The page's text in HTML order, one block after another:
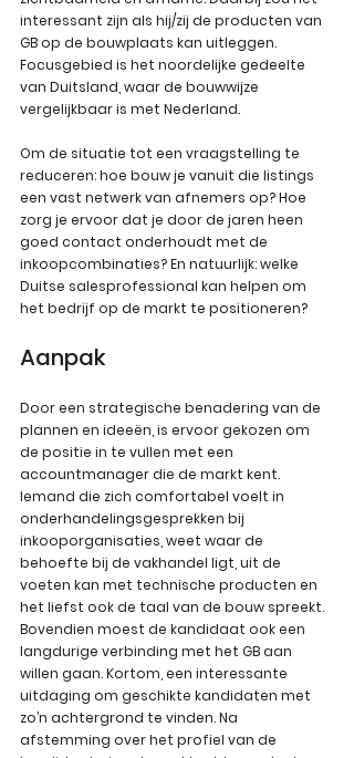
interessant zijn als hij/zij de producten van
GB op de bouwplaats kan uitleggen.
Focusgebied is het noordelijke gedeelte
van Duitsland, waar de bouwwijze
vergelijkbaar is met Nederland.
Om de situatie tot een vraagstelling te
reduceren: hoe bouw je vanuit die listings
een vast netwerk van afnemers op? Hoe
zorg je ervoor dat je door de jaren heen
goed contact onderhoudt met de
inkoopcombinaties? En natuurlijk: welke
Duitse salesprofessional kan helpen om
het bedrijf op de markt te positioneren?
Aanpak
Door een strategische benadering van de
plannen en ideeën, is ervoor gekozen om
de positie in te vullen met een
accountmanager die de markt kent.
Iemand die zich comfortabel voelt in
onderhandelingsgesprekken bij
inkooporganisaties, weet waar de
behoefte bij de vakhandel ligt, uit de
voeten kan met technische producten en
het liefst ook de taal van de bouw spreekt.
Bovendien moest de kandidaat ook een
langdurige verbinding met het GB aan
willen gaan. Kortom, een interessante
uitdaging om geschikte kandidaten met
zo’n achtergrond te vinden. Na
afstemming over het profiel van de